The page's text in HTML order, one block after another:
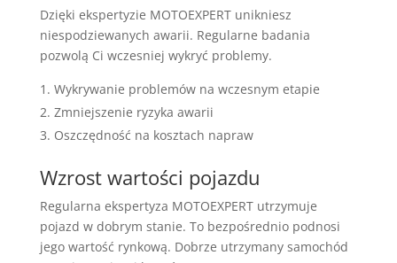
Dzięki ekspertyzie MOTOEXPERT unikniesz
niespodziewanych awarii. Regularne badania
pozwolą Ci wczesniej wykryć problemy.
Wykrywanie problemów na wczesnym etapie
Zmniejszenie ryzyka awarii
Oszczędność na kosztach napraw
Wzrost wartości pojazdu
Regularna ekspertyza MOTOEXPERT utrzymuje
pojazd w dobrym stanie. To bezpośrednio podnosi
jego wartość rynkową. Dobrze utrzymany samochód